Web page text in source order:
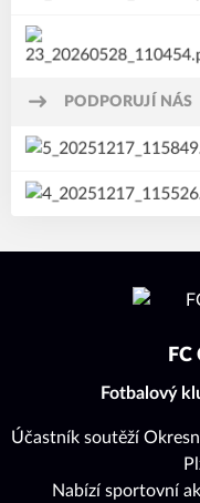
PODPORUJÍ NÁS
Fotbalový
Účastník soutěží
Nabízí sportovní